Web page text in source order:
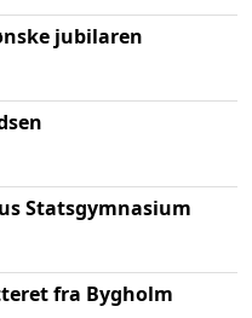
jubilaren
Statsgymnasium
fra Bygholm